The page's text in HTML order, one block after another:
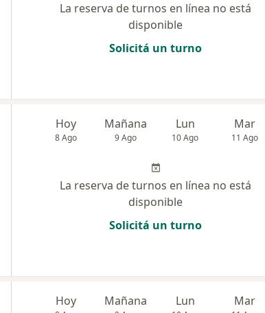
La reserva de turnos en línea no está
disponible
Solicitá un turno
Hoy
8 Ago
Mañana
9 Ago
Lun
10 Ago
Mar
11 Ago
La reserva de turnos en línea no está
disponible
Solicitá un turno
Hoy Mañana Lun Mar